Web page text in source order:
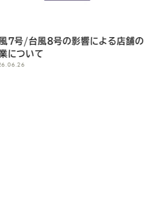
響による店舗の
2026年6月9日
学」に代表の